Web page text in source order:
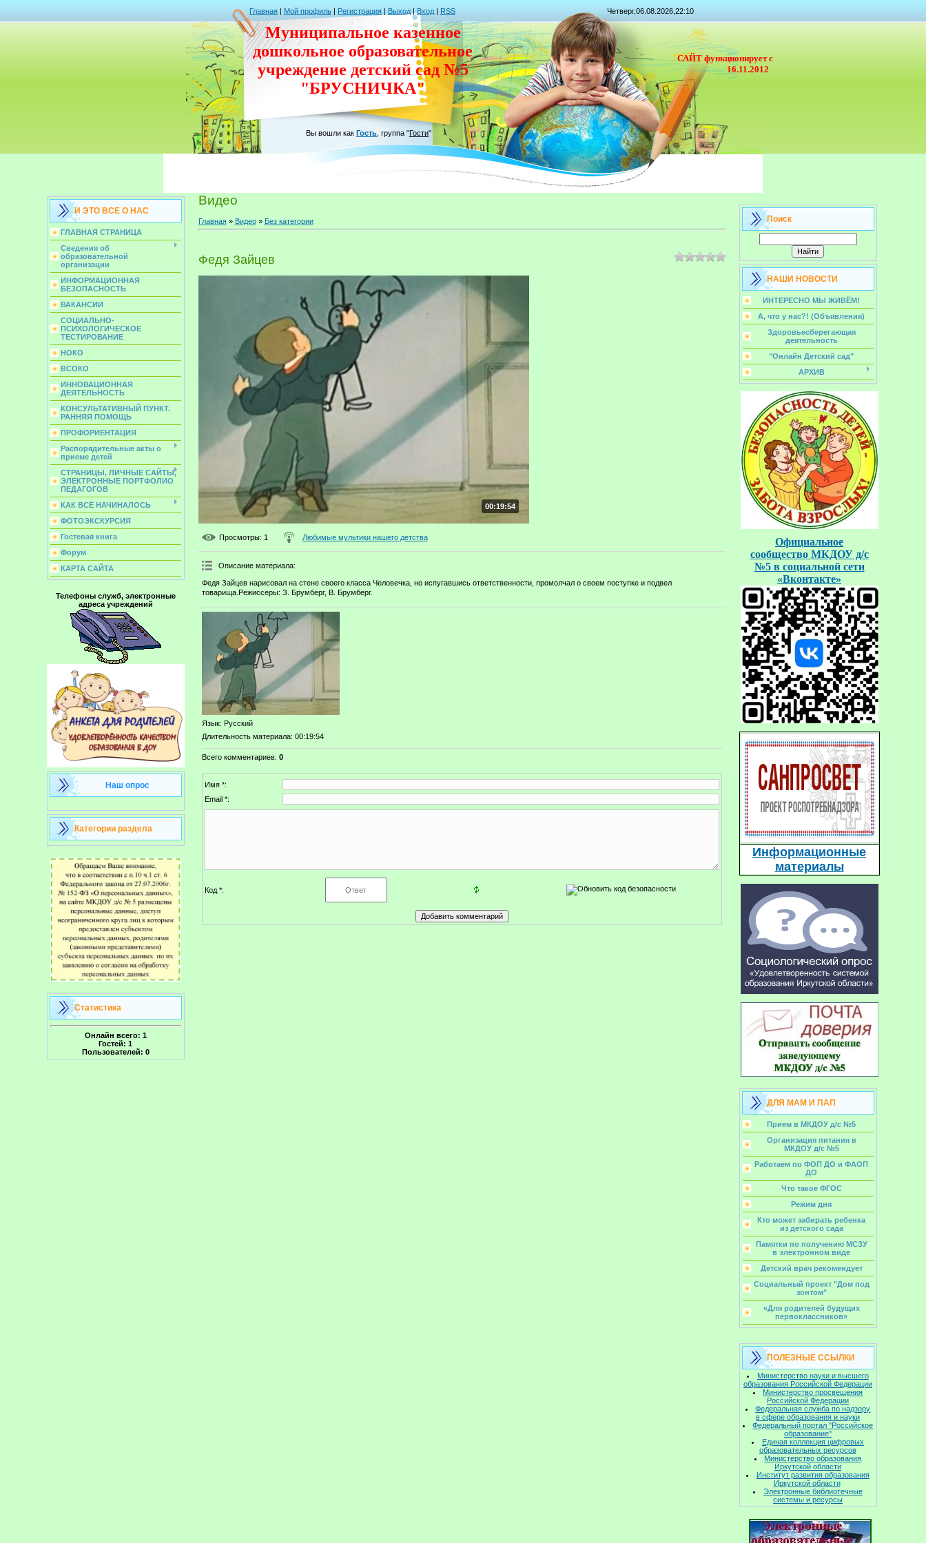
Главная | Мой профиль | Регистрация | Выход | Вход | RSS Четверг,06.08.2026,22:10
Муниципальное казенное
дошкольное образовательное
учреждение детский сад №5
"БРУСНИЧКА"
САЙТ функционирует с
16.11.2012
Вы вошли как Гость группа "Гости"
И ЭТО ВСЕ О НАС
ГЛАВНАЯ СТРАНИЦА
Сведения об
образовательной
организации
ИНФОРМАЦИОННАЯ
БЕЗОПАСНОСТЬ
ВАКАНСИИ
СОЦИАЛЬНО-
ПСИХОЛОГИЧЕСКОЕ
ТЕСТИРОВАНИЕ
НОКО
ВСОКО
ИННОВАЦИОННАЯ
ДЕЯТЕЛЬНОСТЬ
КОНСУЛЬТАТИВНЫЙ ПУНКТ.
РАННЯЯ ПОМОЩЬ
ПРОФОРИЕНТАЦИЯ
Распорядительные акты о
приеме детей
СТРАНИЦЫ, ЛИЧНЫЕ САЙТЫ,
ЭЛЕКТРОННЫЕ ПОРТФОЛИО
ПЕДАГОГОВ
КАК ВСЁ НАЧИНАЛОСЬ
ФОТОЭКСКУРСИЯ
Гостевая книга
Форум
КАРТА САЙТА
Телефоны служб, электронные
адреса учреждений
Наш опрос
Категории раздела
Статистика
Онлайн всего: 1
Гостей: 1
Пользователей: 0
Видео
Главная» Видео» Без категории
Федя Зайцев
00:19:54
Просмотры: 1 Любимые мультики нашего детства
Описание материала:
Федя Зайцев нарисовал на стене своего класса Человечка, но испугавшись ответственности, промолчал о своем поступке и подвел
товарища.Режиссеры: З. Брумберг, В. Брумберг.
Язык: Русский
Длительность материала: 00:19:54
Всего комментариев: 0
Имя *:
Email *:
Код *:
Поиск
НАШИ НОВОСТИ
ИНТЕРЕСНО МЫ ЖИВЁМ!
А, что у нас?! (Объявления)
Здоровьесберегающая
деятельность
"Онлайн Детский сад"
АРХИВ
Официальное
сообщество МКДОУ д/с
№5 в социальной сети
«Вконтакте»
Информационные
материалы
ДЛЯ МАМ И ПАП
Прием в МКДОУ д/с №5
Организация питания в
МКДОУ д/с №5
Работаем по ФОП ДО и ФАОП
ДО
Что такое ФГОС
Режим дня
Кто может забирать ребенка
из детского сада
Памятки по получению МСЗУ
в электронном виде
Детский врач рекомендует
Социальный проект "Дом под
зонтом"
«Для родителей будущих
первоклассников»
ПОЛЕЗНЫЕ ССЫЛКИ
Министерство науки и высшего
образования Российской Федерации
Министерство просвещения
Российской Федерации
Федеральная служба по надзору
в сфере образования и науки
Федеральный портал "Российское
образование"
Единая коллекция цифровых
образовательных ресурсов
Министерство образования
Иркутской области
Институт развития образования
Иркутской области
Электронные библиотечные
системы и ресурсы